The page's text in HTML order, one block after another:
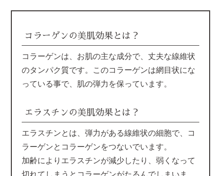
コラーゲンの美肌効果とは？
コラーゲンは、お肌の主な成分で、丈夫な線維状
のタンパク質です。このコラーゲンは網目状にな
っている事で、肌の弾力を保っています。
エラスチンの美肌効果とは？
エラスチンとは、弾力がある線維状の細胞で、コ
ラーゲンとコラーゲンをつないでいます。
加齢によりエラスチンが減少したり、弱くなって
切れてしまうとコラーゲンがたるんでしまいま